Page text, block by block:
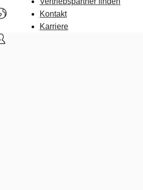
Kontakt
Karriere